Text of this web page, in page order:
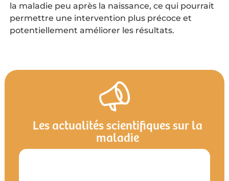
la maladie peu après la naissance, ce qui pourrait
permettre une intervention plus précoce et
potentiellement améliorer les résultats.
Les actualités scientifiques sur la
maladie